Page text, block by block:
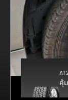
คุ้